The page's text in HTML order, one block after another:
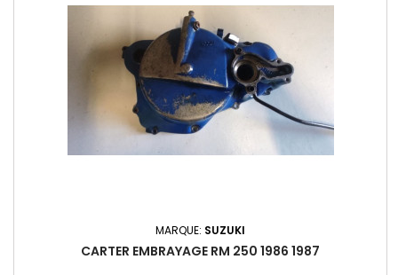
MARQUE: SUZUKI
CARTER EMBRAYAGE RM 250 1986 1987